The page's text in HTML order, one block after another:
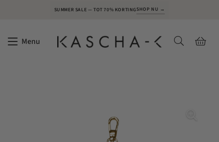
SUMMER SALE — TOT 70% KORTINGSHOP NU →
Menu